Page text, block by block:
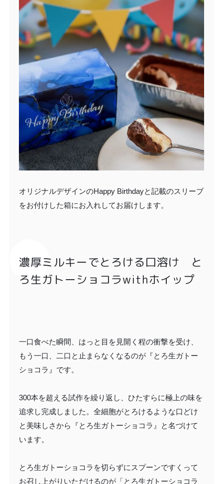
オリジナルデザインのHappy Birthdayと記載のスリーブ
をお付けした箱にお入れしてお届けします。
濃厚ミルキーでとろける口溶け と
ろ生ガトーショコラwithホイップ
一口食べた瞬間、はっと目を見開く程の衝撃を受け、
もう一口、二口と止まらなくなるのが『とろ生ガトー
ショコラ』です。
300本を超える試作を繰り返し、ひたすらに極上の味を
追求し完成しました。全細胞がとろけるような口どけ
と美味しさから『とろ生ガトーショコラ』と名づけて
います。
とろ生ガトーショコラを切らずにスプーンですくって
お召し上がりいただけるのが「とろ生ガトーショコラ